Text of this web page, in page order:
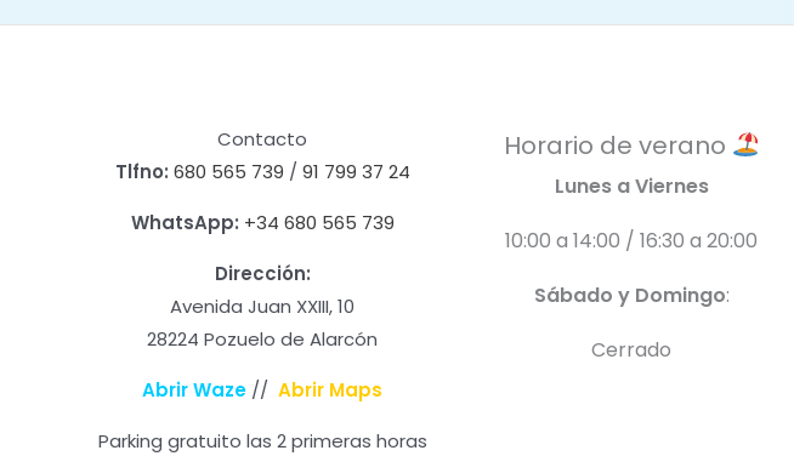
Contacto
Tlfno: 680 565 739 / 91 799 37 24
WhatsApp: +34 680 565 739
Dirección:
Avenida Juan XXIII, 10
28224 Pozuelo de Alarcón
Abrir Waze //Abrir Maps
Parking gratuito las 2 primeras horas
Horario de verano
Lunes a Viernes
10:00 a 14:00 / 16:30 a 20:00
Sábado y Domingo:
Cerrado